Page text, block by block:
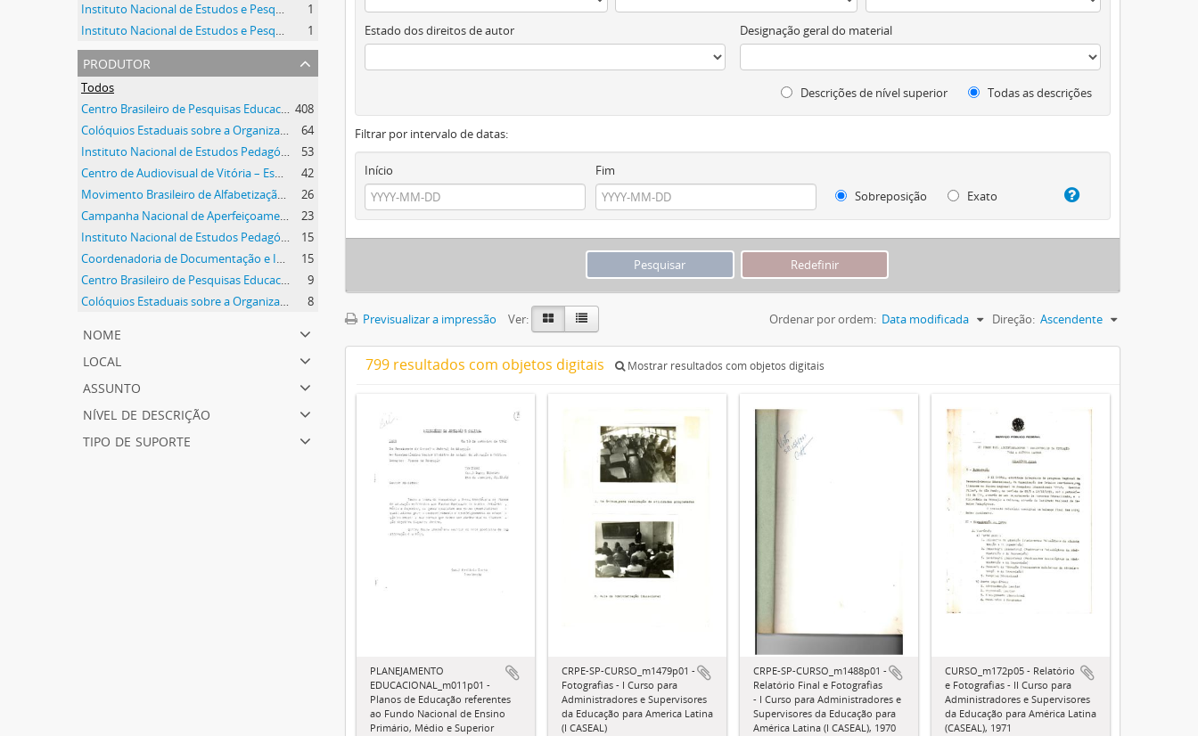
Instituto Nacional de Estudos e Pesquisas Educacionais Anísio Teixeira
1
Instituto Nacional de Estudos e Pesquisas Educacionais Anísio Teixeira
1
produtor
Todos
Centro Brasileiro de Pesquisas Educacionais - CBPE 408
Colóquios Estaduais sobre a Organização dos Sistemas de Educação - CEOSE
64
Instituto Nacional de Estudos Pedagógicos - INEP/MEC
53
Centro de Audiovisual de Vitória – Espirito Santo - CAV/ES
42
Movimento Brasileiro de Alfabetização - MOBRAL
26
Campanha Nacional de Aperfeiçoamento de Pessoal de Nível Superior - CAPES
23
Instituto Nacional de Estudos Pedagógicos - INEP/MEC
15
Coordenadoria de Documentação e Informações - CODI
15
Centro Brasileiro de Pesquisas Educacionais - CBPE
9
Colóquios Estaduais sobre a Organização dos Sistemas de Educação - CEOSE
8
nome
local
assunto
nível de descrição
tipo de suporte
Estado dos direitos de autor Designação geral do material
Descrições de nível superior Todas as descrições
Filtrar por intervalo de datas:
Início
Fim
Sobreposição
Exato
Previsualizar a impressão Ver: Ordenar por ordem: Data modificada Direção: Ascendente
799 resultados com objetos digitais Mostrar resultados com objetos digitais
PLANEJAMENTO
EDUCACIONAL_m011p01 -
Planos de Educação referentes
ao Fundo Nacional de Ensino
Primário, Médio e Superior
CRPE-SP-CURSO_m1479p01 -
Fotografias - I Curso para
Administradores e Supervisores
da Educação para America Latina
(I CASEAL)
CRPE-SP-CURSO_m1488p01 -
Relatório Final e Fotografias
- I Curso para Administradores e
Supervisores da Educação para
América Latina (I CASEAL), 1970
CURSO_m172p05 - Relatório
e Fotografias - II Curso para
Administradores e Supervisores
da Educação para América Latina
(CASEAL), 1971